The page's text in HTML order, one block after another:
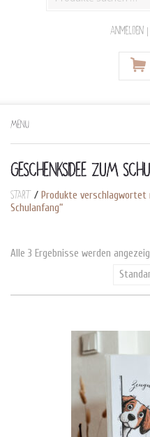
Anmelden |
MENU
GESCHENKSIDEE ZUM
Start / Produkte verschlagwortet
Schulanfang“
Alle 3 Ergebnisse werden